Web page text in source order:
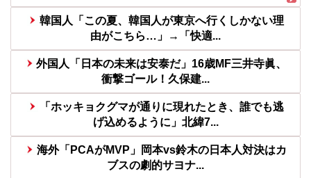
韓国人「この夏、韓国人が東京へ行くしかない理
由がこちら…」→「快適...
外国人「日本の未来は安泰だ」16歳MF三井寺眞、
衝撃ゴール！久保建...
「ホッキョクグマが通りに現れたとき、誰でも逃
げ込めるように」北緯7...
海外「PCAがMVP」岡本vs鈴木の日本人対決はカ
ブスの劇的サヨナ...